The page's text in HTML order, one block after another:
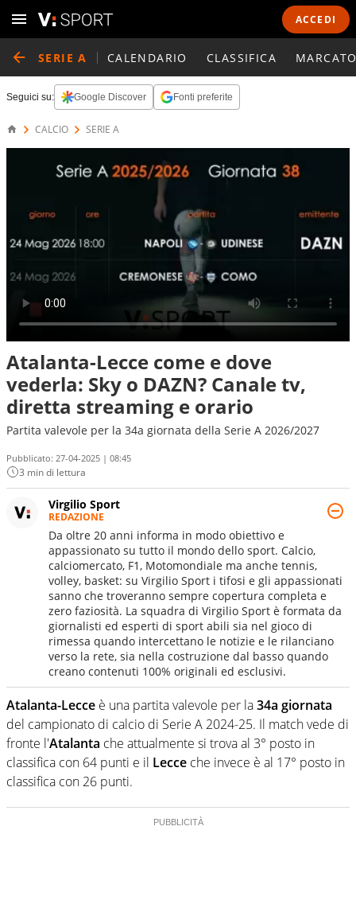
ACCEDI
SERIE A CALENDARIO CLASSIFICA
Seguici su: Google Discover Fonti preferite
CALCIO SERIE A
Atalanta-Lecce come e dove
vederla: Sky o DAZN? Canale tv,
diretta streaming e orario
Partita valevole per la 34a giornata della Serie A 2026/2027
Pubblicato: 27-04-2025 | 08:45
3 min di lettura
Virgilio Sport
REDAZIONE
Da oltre 20 anni informa in modo obiettivo e
appassionato su tutto il mondo dello sport. Calcio,
calciomercato, F1, Motomondiale ma anche tennis,
volley, basket: su Virgilio Sport i tifosi e gli appassionati
sanno che troveranno sempre copertura completa e
zero faziosità. La squadra di Virgilio Sport è formata da
giornalisti ed esperti di sport abili sia nel gioco di
rimessa quando intercettano le notizie e le rilanciano
verso la rete, sia nella costruzione dal basso quando
creano contenuti 100% originali ed esclusivi.
Atalanta-Lecce è una partita valevole per la34a giornata
del campionato di calcio di Serie A 2024-25. Il match vede di
fronte l'Atalanta che attualmente si trova al 3° posto in
classifica con 64 punti e il Lecce che invece è al 17° posto in
classifica con 26 punti.